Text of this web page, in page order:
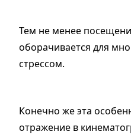
Тем не менее
оборачивается для
стрессом.
Конечно же эта
отражение в